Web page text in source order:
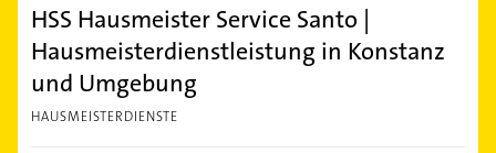
HSS Hausmeister Service Santo |
Hausmeisterdienstleistung in Konstanz
und Umgebung
HAUSMEISTERDIENSTE